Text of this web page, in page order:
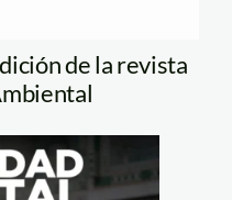
de la revista